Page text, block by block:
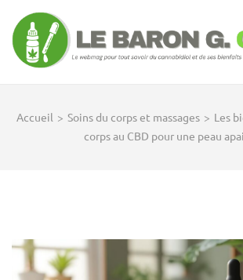
contenu
(Pressez
Accueil > Soins du corps et massages > Les
corps au CBD pour une peau